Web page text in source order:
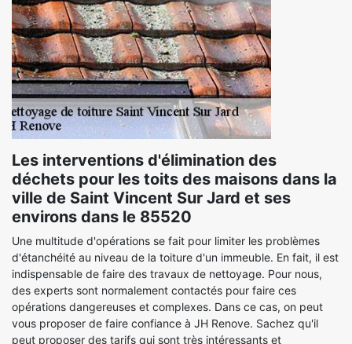
Les interventions d'élimination des
déchets pour les toits des maisons dans la
ville de Saint Vincent Sur Jard et ses
environs dans le 85520
Une multitude d'opérations se fait pour limiter les problèmes
d'étanchéité au niveau de la toiture d'un immeuble. En fait, il est
indispensable de faire des travaux de nettoyage. Pour nous,
des experts sont normalement contactés pour faire ces
opérations dangereuses et complexes. Dans ce cas, on peut
vous proposer de faire confiance à JH Renove. Sachez qu'il
peut proposer des tarifs qui sont très intéressants et